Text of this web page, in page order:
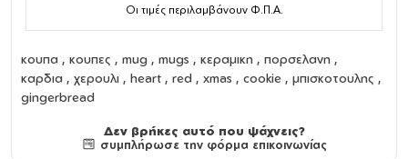
Οι τιμές περιλαμβάνουν Φ.Π.Α.
κουπα , κουπες , mug , mugs , κεραμικη , πορσελανη ,
καρδια , χερουλι , heart , red , xmas , cookie , μπισκοτουλης ,
gingerbread
Δεν βρήκες αυτό που ψάχνεις?
συμπλήρωσε την φόρμα επικοινωνίας